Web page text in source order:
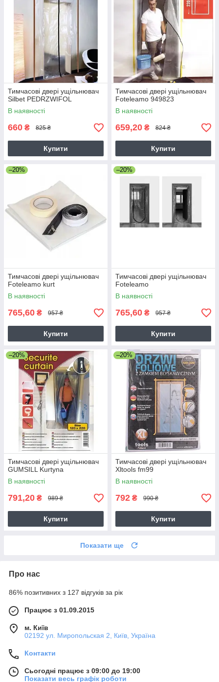
Тимчасові двері ущільнювач
Silbet PEDRZWIFOL
В наявності
660 ₴ 825 ₴
Купити
Тимчасові двері ущільнювач
Foteleamo 949823
В наявності
659,20 ₴ 824 ₴
Купити
–20%
Тимчасові двері ущільнювач
Foteleamo kurt
В наявності
765,60 ₴ 957 ₴
Купити
–20%
Тимчасові двері ущільнювач
Foteleamo
В наявності
765,60 ₴ 957 ₴
Купити
–20%
Тимчасові двері ущільнювач
GUMSILL Kurtyna
В наявності
791,20 ₴ 989 ₴
Купити
–20%
Тимчасові двері ущільнювач
Xltools fm99
В наявності
792 ₴ 990 ₴
Купити
Показати ще
Про нас
86% позитивних з 127 відгуків за рік
Працює з 01.09.2015
м. Київ
02192 ул. Миропольская 2, Київ, Україна
Контакти
Сьогодні працює з 09:00 до 19:00
Показати весь графік роботи